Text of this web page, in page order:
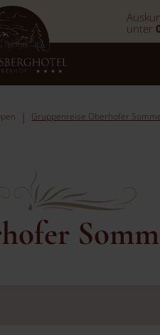
unter
Gruppenreise Oberhofer